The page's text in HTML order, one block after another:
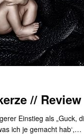
// Review
Einstieg als „Guck,
ich je gemacht hab‘,…